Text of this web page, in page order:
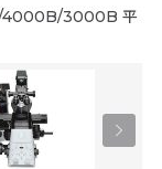
4000B/3000B 平